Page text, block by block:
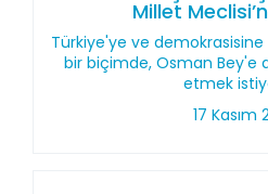
Millet
Türkiye'ye ve demokrasisine
bir biçimde, Osman Bey'e
etmek
17 Kasım